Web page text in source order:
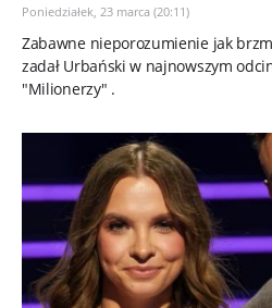
Poniedziałek, 23 marca (20:11)
Zabawne nieporozumienie jak
zadał Urbański w najnowszym
"Milionerzy" .